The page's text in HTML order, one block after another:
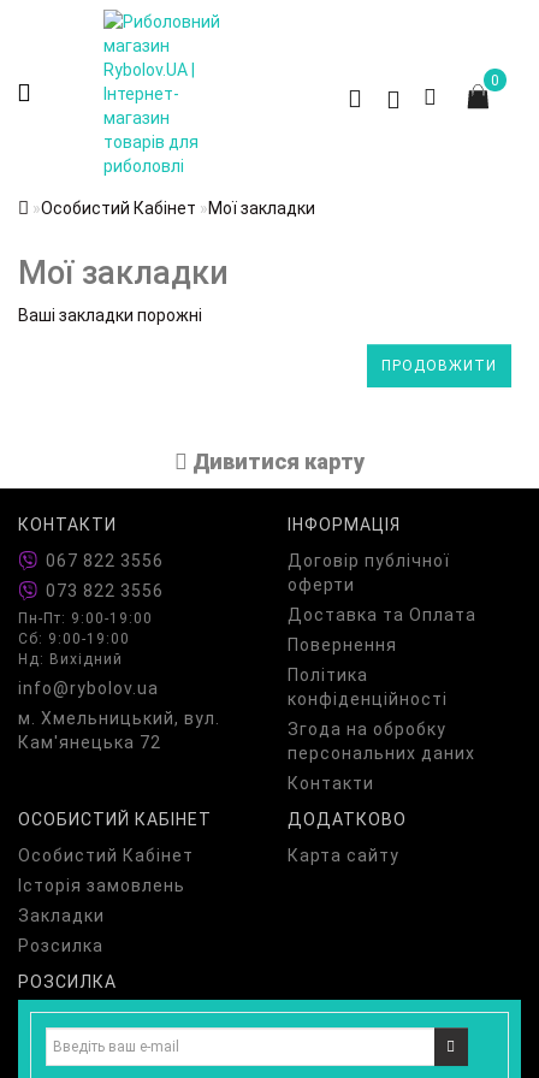
0
Особистий Кабінет Мої закладки
Мої закладки
Ваші закладки порожні
ПРОДОВЖИТИ
Дивитися карту
КОНТАКТИ
067 822 3556
073 822 3556
Пн-Пт: 9:00-19:00
Сб: 9:00-19:00
Нд: Вихідний
info@rybolov.ua
м. Хмельницький, вул.
Кам'янецька 72
ІНФОРМАЦІЯ
Договір публічної
оферти
Доставка та Оплата
Повернення
Політика
конфіденційності
Згода на обробку
персональних даних
Контакти
ОСОБИСТИЙ КАБІНЕТ
Особистий Кабінет
Історія замовлень
Закладки
Розсилка
ДОДАТКОВО
Карта сайту
РОЗСИЛКА